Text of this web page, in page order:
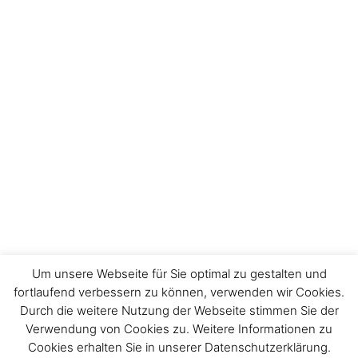
Impressum
Um unsere Webseite für Sie optimal zu gestalten und
fortlaufend verbessern zu können, verwenden wir Cookies.
Durch die weitere Nutzung der Webseite stimmen Sie der
Verwendung von Cookies zu. Weitere Informationen zu
Cookies erhalten Sie in unserer Datenschutzerklärung.